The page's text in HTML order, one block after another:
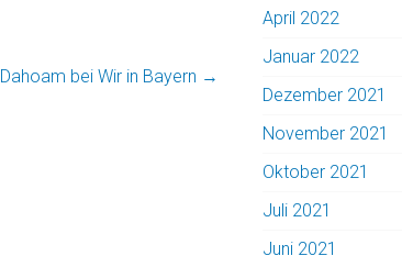
Dahoam bei Wir in Bayern →
April 2022
Januar 2022
Dezember 2021
November 2021
Oktober 2021
Juli 2021
Juni 2021